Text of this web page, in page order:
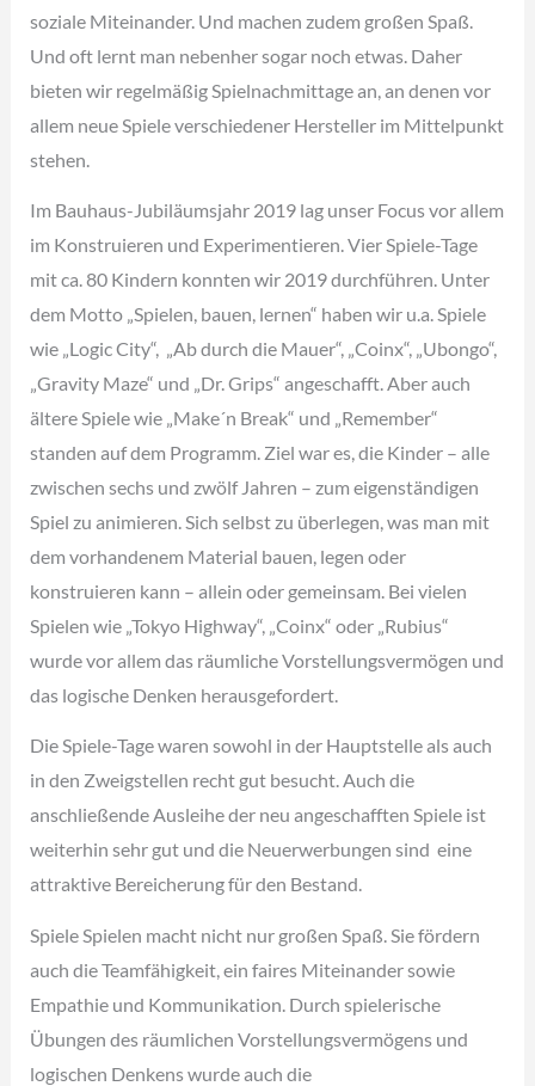
soziale Miteinander. Und machen zudem großen Spaß.
Und oft lernt man nebenher sogar noch etwas. Daher
bieten wir regelmäßig Spielnachmittage an, an denen vor
allem neue Spiele verschiedener Hersteller im Mittelpunkt
stehen.
Im Bauhaus-Jubiläumsjahr 2019 lag unser Focus vor allem
im Konstruieren und Experimentieren. Vier Spiele-Tage
mit ca. 80 Kindern konnten wir 2019 durchführen. Unter
dem Motto „Spielen, bauen, lernen“ haben wir u.a. Spiele
wie „Logic City“, „Ab durch die Mauer“, „Coinx“, „Ubongo“,
„Gravity Maze“ und „Dr. Grips“ angeschafft. Aber auch
ältere Spiele wie „Make´n Break“ und „Remember“
standen auf dem Programm. Ziel war es, die Kinder – alle
zwischen sechs und zwölf Jahren – zum eigenständigen
Spiel zu animieren. Sich selbst zu überlegen, was man mit
dem vorhandenem Material bauen, legen oder
konstruieren kann – allein oder gemeinsam. Bei vielen
Spielen wie „Tokyo Highway“, „Coinx“ oder „Rubius“
wurde vor allem das räumliche Vorstellungsvermögen und
das logische Denken herausgefordert.
Die Spiele-Tage waren sowohl in der Hauptstelle als auch
in den Zweigstellen recht gut besucht. Auch die
anschließende Ausleihe der neu angeschafften Spiele ist
weiterhin sehr gut und die Neuerwerbungen sind eine
attraktive Bereicherung für den Bestand.
Spiele Spielen macht nicht nur großen Spaß. Sie fördern
auch die Teamfähigkeit, ein faires Miteinander sowie
Empathie und Kommunikation. Durch spielerische
Übungen des räumlichen Vorstellungsvermögens und
logischen Denkens wurde auch die